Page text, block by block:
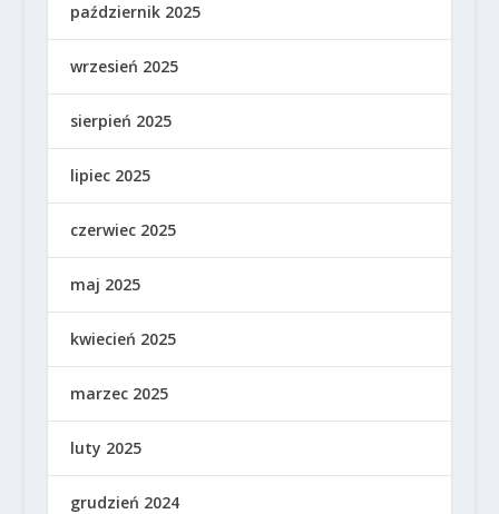
październik 2025
wrzesień 2025
sierpień 2025
lipiec 2025
czerwiec 2025
maj 2025
kwiecień 2025
marzec 2025
luty 2025
grudzień 2024